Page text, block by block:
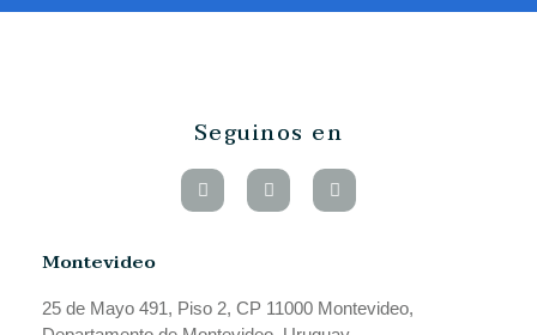
Seguinos en
Montevideo
25 de Mayo 491, Piso 2, CP 11000 Montevideo,